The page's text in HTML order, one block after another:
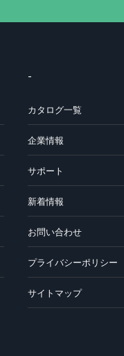
-
カタログ一覧
企業情報
サポート
新着情報
お問い合わせ
プライバシーポリシー
サイトマップ